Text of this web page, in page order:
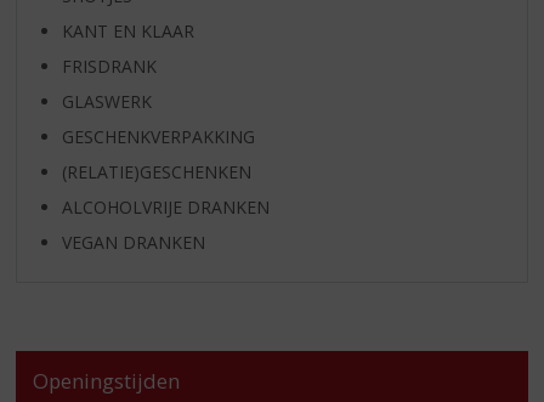
KANT EN KLAAR
FRISDRANK
GLASWERK
GESCHENKVERPAKKING
(RELATIE)GESCHENKEN
ALCOHOLVRIJE DRANKEN
VEGAN DRANKEN
Openingstijden